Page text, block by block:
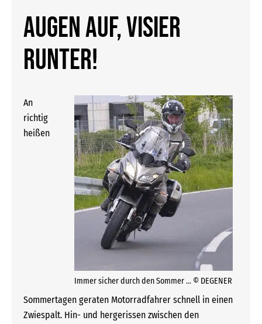
Augen auf, Visier
runter!
Immer sicher durch den Sommer … © DEGENER
An
richtig
heißen
Sommertagen geraten Motorradfahrer schnell in einen
Zwiespalt. Hin- und hergerissen zwischen den